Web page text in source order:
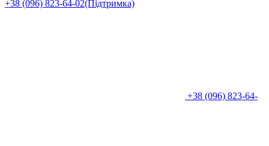
+38 (096) 823-64-02(Підтримка)
+38 (096) 823-64-